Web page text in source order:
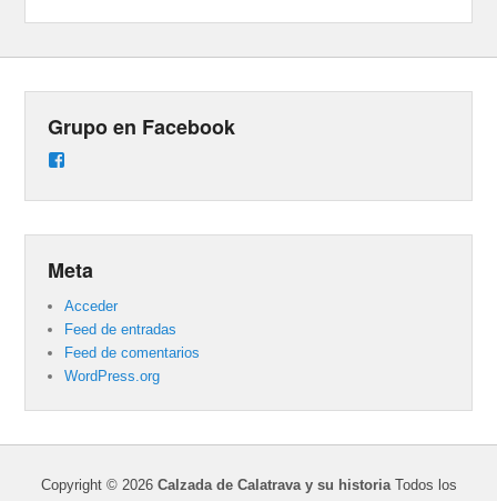
Grupo en Facebook
Meta
Acceder
Feed de entradas
Feed de comentarios
WordPress.org
Copyright © 2026 Calzada de Calatrava y su historiaTodos los